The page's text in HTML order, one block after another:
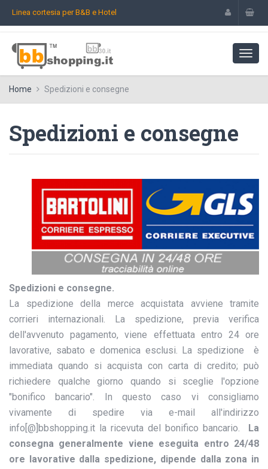
Linea cortesia per B&B e Hotel
Home Spedizioni e consegne
Spedizioni e consegne
Spedizioni e consegne.
La spedizione della merce acquistata avviene tramite
corrieri internazionali. La spedizione, previa verifica
dell'avvenuto pagamento, viene effettuata entro 24 ore
lavorative, sabato e domenica esclusi. La spedizione è
immediata quando si acquista con carta di credito; può
richiedere qualche giorno quando si sceglie l'opzione
"bonifico bancario". In questo caso vi consigliamo
vivamente di spedire via e-mail all'indirizzo
info[@]bbshopping.it la ricevuta del bonifico bancario. La
consegna generalmente viene eseguita entro 24/48
ore lavorative dalla spedizione, dipende dalla zona in